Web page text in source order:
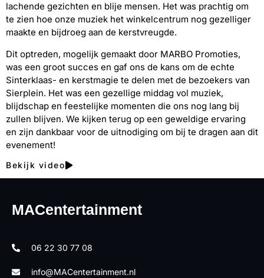
lachende gezichten en blije mensen. Het was prachtig om
te zien hoe onze muziek het winkelcentrum nog gezelliger
maakte en bijdroeg aan de kerstvreugde.
Dit optreden, mogelijk gemaakt door MARBO Promoties,
was een groot succes en gaf ons de kans om de echte
Sinterklaas- en kerstmagie te delen met de bezoekers van
Sierplein. Het was een gezellige middag vol muziek,
blijdschap en feestelijke momenten die ons nog lang bij
zullen blijven. We kijken terug op een geweldige ervaring
en zijn dankbaar voor de uitnodiging om bij te dragen aan dit
evenement!
Bekijk video
MACentertainment
06 22 30 77 08
info@MACentertainment.nl